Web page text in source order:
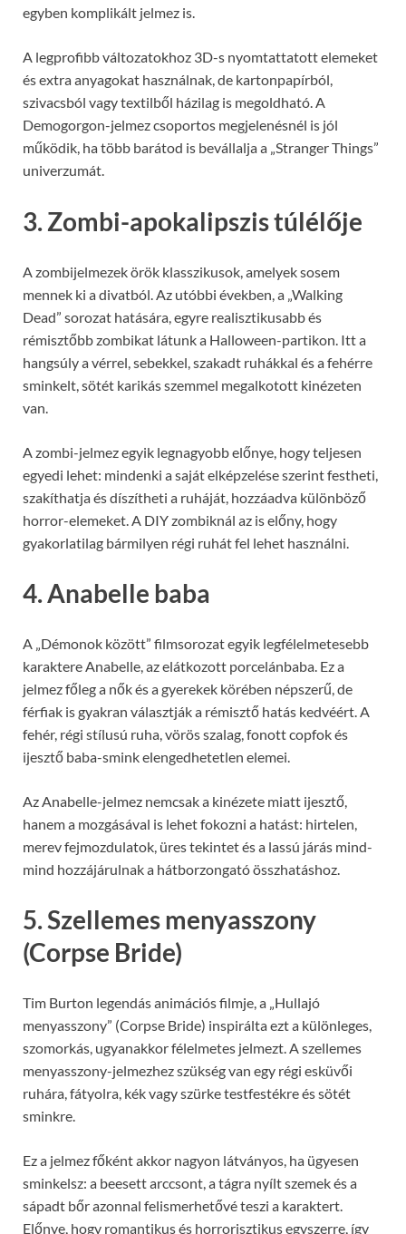
egyben komplikált jelmez is.
A legprofibb változatokhoz 3D-s nyomtattatott elemeket
és extra anyagokat használnak, de kartonpapírból,
szivacsból vagy textilből házilag is megoldható. A
Demogorgon-jelmez csoportos megjelenésnél is jól
működik, ha több barátod is bevállalja a „Stranger Things”
univerzumát.
3. Zombi-apokalipszis túlélője
A zombijelmezek örök klasszikusok, amelyek sosem
mennek ki a divatból. Az utóbbi években, a „Walking
Dead” sorozat hatására, egyre realisztikusabb és
rémisztőbb zombikat látunk a Halloween-partikon. Itt a
hangsúly a vérrel, sebekkel, szakadt ruhákkal és a fehérre
sminkelt, sötét karikás szemmel megalkotott kinézeten
van.
A zombi-jelmez egyik legnagyobb előnye, hogy teljesen
egyedi lehet: mindenki a saját elképzelése szerint festheti,
szakíthatja és díszítheti a ruháját, hozzáadva különböző
horror-elemeket. A DIY zombiknál az is előny, hogy
gyakorlatilag bármilyen régi ruhát fel lehet használni.
4. Anabelle baba
A „Démonok között” filmsorozat egyik legfélelmetesebb
karaktere Anabelle, az elátkozott porcelánbaba. Ez a
jelmez főleg a nők és a gyerekek körében népszerű, de
férfiak is gyakran választják a rémisztő hatás kedvéért. A
fehér, régi stílusú ruha, vörös szalag, fonott copfok és
ijesztő baba-smink elengedhetetlen elemei.
Az Anabelle-jelmez nemcsak a kinézete miatt ijesztő,
hanem a mozgásával is lehet fokozni a hatást: hirtelen,
merev fejmozdulatok, üres tekintet és a lassú járás mind-
mind hozzájárulnak a hátborzongató összhatáshoz.
5. Szellemes menyasszony
(Corpse Bride)
Tim Burton legendás animációs filmje, a „Hullajó
menyasszony” (Corpse Bride) inspirálta ezt a különleges,
szomorkás, ugyanakkor félelmetes jelmezt. A szellemes
menyasszony-jelmezhez szükség van egy régi esküvői
ruhára, fátyolra, kék vagy szürke testfestékre és sötét
sminkre.
Ez a jelmez főként akkor nagyon látványos, ha ügyesen
sminkelsz: a beesett arccsont, a tágra nyílt szemek és a
sápadt bőr azonnal felismerhetővé teszi a karaktert.
Előnye, hogy romantikus és horrorisztikus egyszerre, így